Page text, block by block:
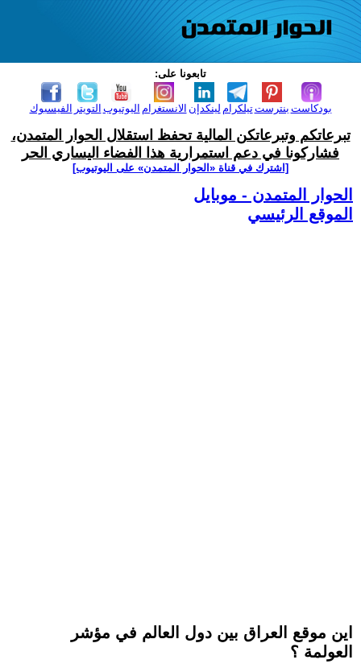
تابعونا على:
الفيسبوك التويتر اليوتيوب الانستغرام لينكدإن تيلكرامبنترست بودكاست
تبرعاتكم وتبرعاتكن المالية تحفظ استقلال الحوار المتمدن،
فشاركونا في دعم استمرارية هذا الفضاء اليساري الحر
[اشترك في قناة ‫«الحوار المتمدن» على اليوتيوب]
الحوار المتمدن - موبايل
الموقع الرئيسي
اين موقع العراق بين دول العالم في مؤشر
العولمة ؟